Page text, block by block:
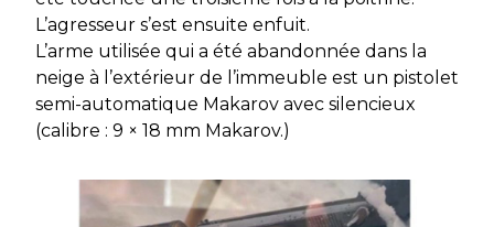
L’agresseur s’est ensuite enfuit.
L’arme utilisée qui a été abandonnée dans la
neige à l’extérieur de l’immeuble est un pistolet
semi-automatique Makarov avec silencieux
(calibre : 9 × 18 mm Makarov.)